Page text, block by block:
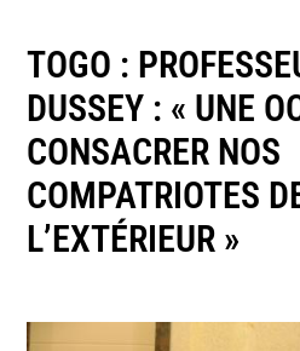
TOGO :
DUSSEY : « UNE
CONSACRER NOS
COMPATRIOTES
L’EXTÉRIEUR »